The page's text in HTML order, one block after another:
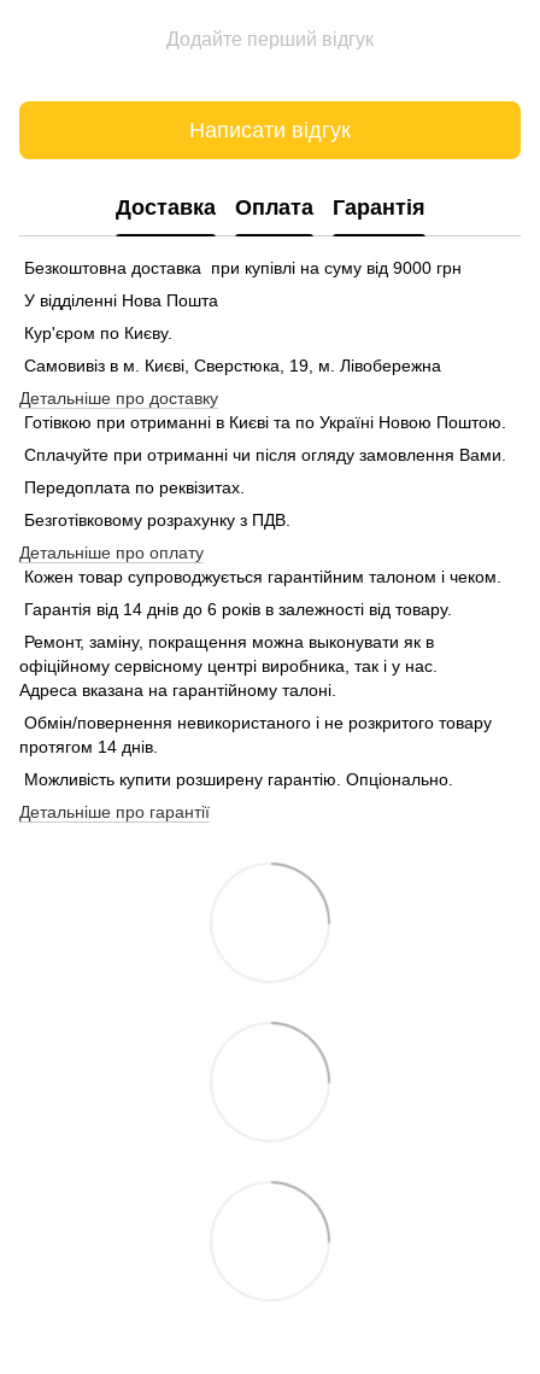
Додайте перший відгук
Написати відгук
Доставка Оплата Гарантія
Безкоштовна доставка при купівлі на суму від 9000 грн
У відділенні Нова Пошта
Кур'єром по Києву.
Самовивіз в м. Києві, Сверстюка, 19, м. Лівобережна
Детальніше про доставку
Готівкою при отриманні в Києві та по Україні Новою Поштою.
Сплачуйте при отриманні чи після огляду замовлення Вами.
Передоплата по реквізитах.
Безготівковому розрахунку з ПДВ.
Детальніше про оплату
Кожен товар супроводжується гарантійним талоном і чеком.
Гарантія від 14 днів до 6 років в залежності від товару.
Ремонт, заміну, покращення можна выконувати як в
офіційному сервісному центрі виробника, так і у нас.
Адреса вказана на гарантійному талоні.
Обмін/повернення невикористаного і не розкритого товару
протягом 14 днів.
Можливість купити розширену гарантію. Опціонально.
Детальніше про гарантії